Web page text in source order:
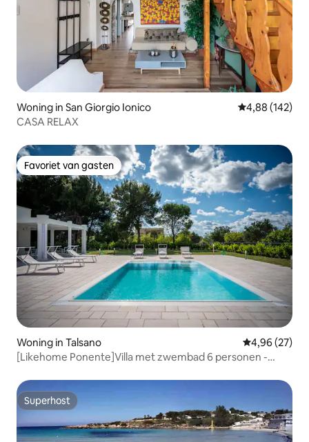
Woning in San Giorgio Ionico Gemiddelde
4,88 (142)
CASA RELAX
Favoriet van gasten
Favoriet van gasten
Woning in Talsano Gemiddelde
4,96 (27)
[Likehome Ponente]Villa met zwembad 6 personen -
Superhost
Superhost